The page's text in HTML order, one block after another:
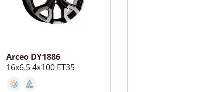
Arceo DY1886
16x6.5 4x100 ET35